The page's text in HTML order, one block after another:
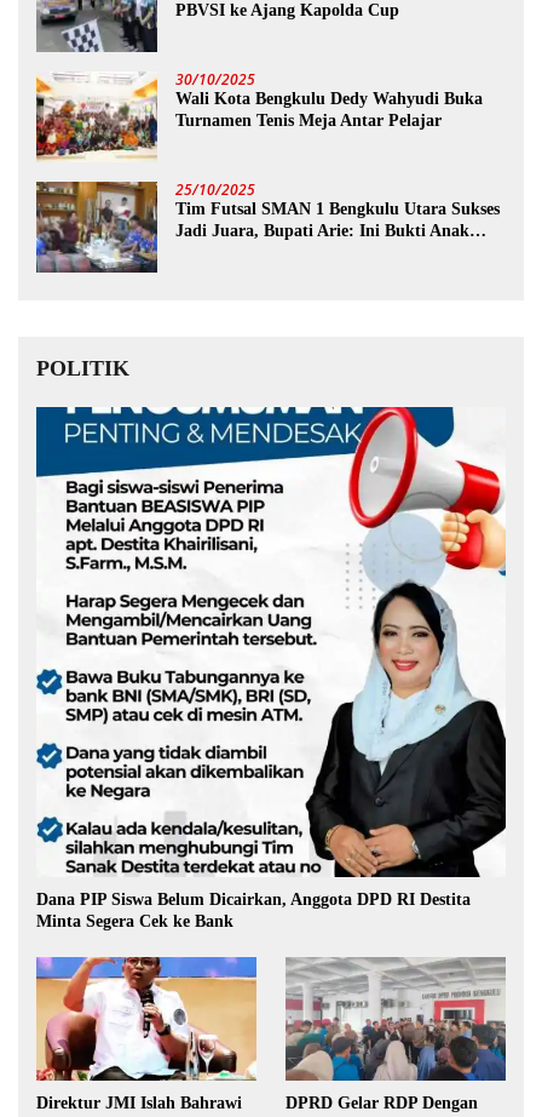
PBVSI ke Ajang Kapolda Cup
30/10/2025
Wali Kota Bengkulu Dedy Wahyudi Buka
Turnamen Tenis Meja Antar Pelajar
25/10/2025
Tim Futsal SMAN 1 Bengkulu Utara Sukses
Jadi Juara, Bupati Arie: Ini Bukti Anak
POLITIK
Dana PIP Siswa Belum Dicairkan, Anggota DPD RI Destita
Minta Segera Cek ke Bank
Direktur JMI Islah Bahrawi
DPRD Gelar RDP Dengan